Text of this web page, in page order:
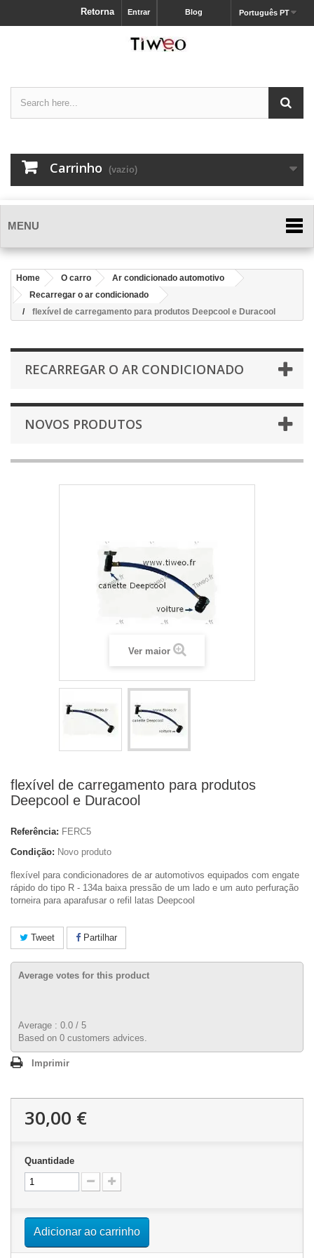
Português PT
Blog
Entrar
Retorna
Carrinho (vazio)
MENU
Home O carro
Ar condicionado automotivo
Recarregar o ar condicionado
flexível de carregamento para produtos Deepcool e Duracool
RECARREGAR O AR CONDICIONADO
NOVOS PRODUTOS
Ver maior
flexível de carregamento para produtos
Deepcool e Duracool
Referência: FERC5
Condição: Novo produto
flexível para condicionadores de ar automotivos equipados com engate
rápido do tipo R - 134a baixa pressão de um lado e um auto perfuração
torneira para aparafusar o refil latas Deepcool
Tweet Partilhar
Average votes for this product
Average : 0.0 / 5
Based on 0 customers advices.
Imprimir
30,00 €
Quantidade
Adicionar ao carrinho